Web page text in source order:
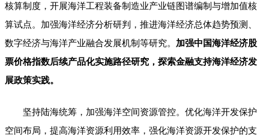
核算制度，开展海洋工程装备制造业产业链图谱编制与增加值核
算试点。加强海洋经济分析研判，推进海洋经济总体趋势预测、
数字经济与海洋产业融合发展机制等研究。 加强中国海洋经济股
票价格指数后续产品化实施路径研究，探索金融支持海洋经济发
展政策实践。
坚持陆海统筹，加强海洋空间资源管控。优化海洋开发保护
空间布局，提高海洋资源利用效率，强化海洋资源开发保护的支